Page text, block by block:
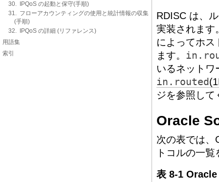
30. IPQoS の起動と保守(手順)
31. フローアカウンティングの使用と統計情報の収集
(手順)
32. IPQoS の詳細 (リファレンス)
用語集
索引
RDISC は、
実装されます
によってホ
ます。
いるネットワ
in.routed
ジを参照して
Oracle
次の表では、
トコルの一
表 8-1